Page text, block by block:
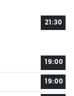
21:30
19:00
19:00